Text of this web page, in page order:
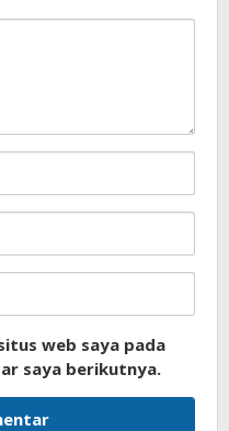
web saya pada
saya berikutnya.